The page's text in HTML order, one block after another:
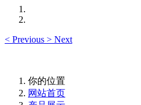
< Previous > Next
你的位置
网站首页